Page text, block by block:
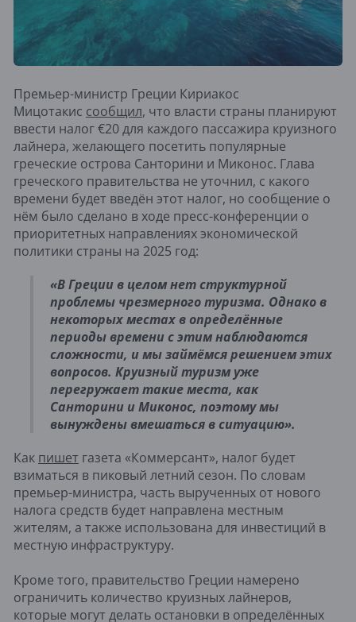
Премьер-министр Греции Кириакос
Мицотакис сообщил, что власти страны планируют
ввести налог €20 для каждого пассажира круизного
лайнера, желающего посетить популярные
греческие острова Санторини и Миконос. Глава
греческого правительства не уточнил, с какого
времени будет введён этот налог, но сообщение о
нём было сделано в ходе пресс-конференции о
приоритетных направлениях экономической
политики страны на 2025 год:
«В Греции в целом нет структурной
проблемы чрезмерного туризма. Однако в
некоторых местах в определённые
периоды времени с этим наблюдаются
сложности, и мы займёмся решением этих
вопросов. Круизный туризм уже
перегружает такие места, как
Санторини и Миконос, поэтому мы
вынуждены вмешаться в ситуацию».
Как пишет газета «Коммерсант», налог будет
взиматься в пиковый летний сезон. По словам
премьер-министра, часть вырученных от нового
налога средств будет направлена местным
жителям, а также использована для инвестиций в
местную инфраструктуру.
Кроме того, правительство Греции намерено
ограничить количество круизных лайнеров,
которые могут делать остановки в определённых